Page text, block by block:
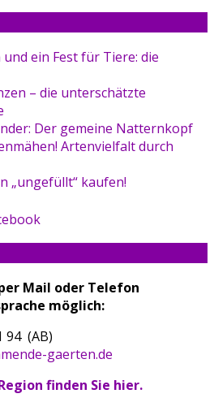
ein Fest für Tiere: die
– die unterschätzte
Der gemeine Natternkopf
Artenvielfalt durch
„ungefüllt“ kaufen!
Mail oder Telefon
möglich:
94 (AB)
gaerten.de
finden Sie hier.